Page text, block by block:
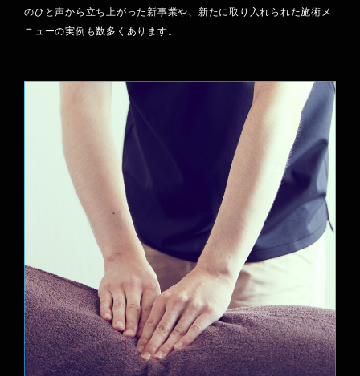
のひと声から立ち上がった新事業や、新たに取り入れられた施術メ
ニューの実例も数多くあります。